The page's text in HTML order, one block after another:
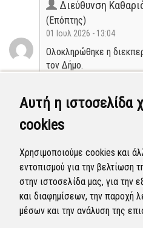
Αυτή η ιστοσελίδα
cookies
Χρησιμοποιούμε cookies και
εντοπισμού για την βελτίωση
στην ιστοσελίδα μας, για την
και διαφημίσεων, την παροχή
μέσων και την ανάλυση της
Διεύθυνση
(Επόπτης)
01 Ιουλ 2026 - 13:04
Ολοκληρώθηκε η
τον Δήμο.
Διεύθυνση
(Επόπτης)
29 Ιουν 2026 - 03:29
Η αναφορά